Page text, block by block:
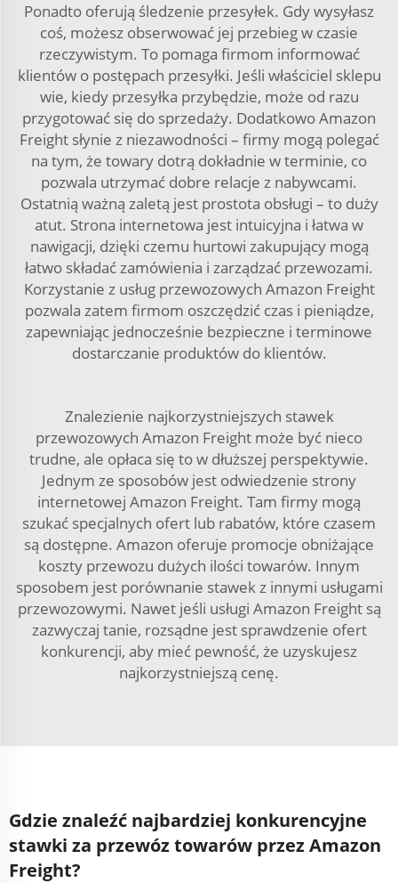
Ponadto oferują śledzenie przesyłek. Gdy wysyłasz
coś, możesz obserwować jej przebieg w czasie
rzeczywistym. To pomaga firmom informować
klientów o postępach przesyłki. Jeśli właściciel sklepu
wie, kiedy przesyłka przybędzie, może od razu
przygotować się do sprzedaży. Dodatkowo Amazon
Freight słynie z niezawodności – firmy mogą polegać
na tym, że towary dotrą dokładnie w terminie, co
pozwala utrzymać dobre relacje z nabywcami.
Ostatnią ważną zaletą jest prostota obsługi – to duży
atut. Strona internetowa jest intuicyjna i łatwa w
nawigacji, dzięki czemu hurtowi zakupujący mogą
łatwo składać zamówienia i zarządzać przewozami.
Korzystanie z usług przewozowych Amazon Freight
pozwala zatem firmom oszczędzić czas i pieniądze,
zapewniając jednocześnie bezpieczne i terminowe
dostarczanie produktów do klientów.
Znalezienie najkorzystniejszych stawek
przewozowych Amazon Freight może być nieco
trudne, ale opłaca się to w dłuższej perspektywie.
Jednym ze sposobów jest odwiedzenie strony
internetowej Amazon Freight. Tam firmy mogą
szukać specjalnych ofert lub rabatów, które czasem
są dostępne. Amazon oferuje promocje obniżające
koszty przewozu dużych ilości towarów. Innym
sposobem jest porównanie stawek z innymi usługami
przewozowymi. Nawet jeśli usługi Amazon Freight są
zazwyczaj tanie, rozsądne jest sprawdzenie ofert
konkurencji, aby mieć pewność, że uzyskujesz
najkorzystniejszą cenę.
Gdzie znaleźć najbardziej konkurencyjne
stawki za przewóz towarów przez Amazon
Freight?